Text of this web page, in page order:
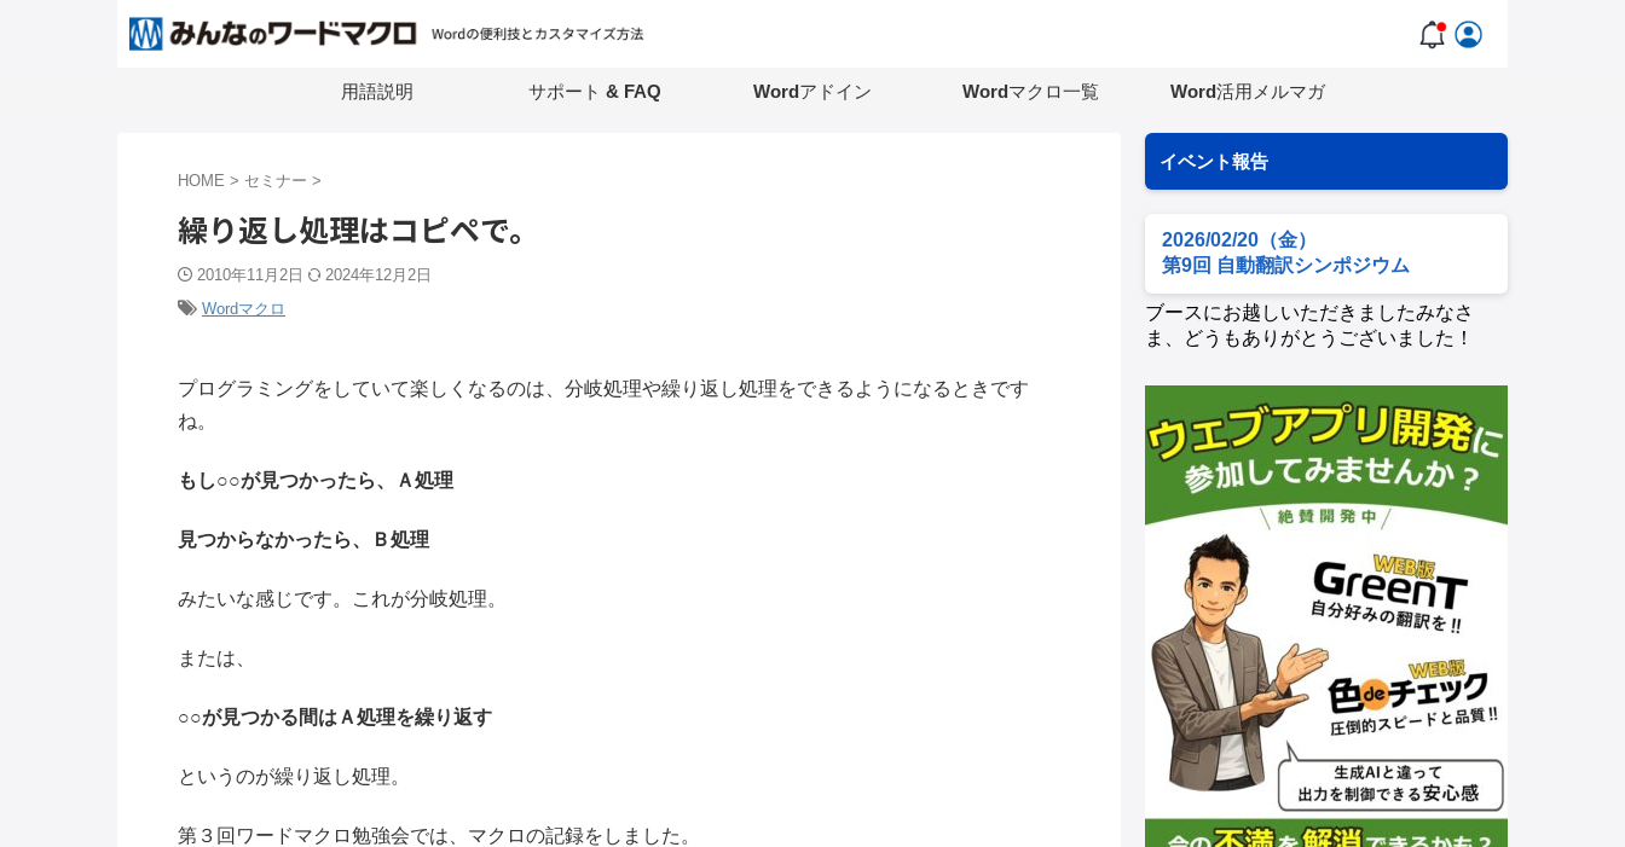
用語説明 サポート & FAQ Wordアドイン Wordマクロ一覧 Word活用メルマガ
HOME > セミナー >
繰り返し処理はコピペで。
2010年11月2日
2024年12月2日
Wordマクロ
プログラミングをしていて楽しくなるのは、分岐処理や繰り返し処理をできるようになるときです
ね。
もし○○が見つかったら、Ａ処理
見つからなかったら、Ｂ処理
みたいな感じです。これが分岐処理。
または、
○○が見つかる間はＡ処理を繰り返す
というのが繰り返し処理。
第３回ワードマクロ勉強会では、マクロの記録をしました。
イベント報告
2026/02/20（金）
第9回 自動翻訳シンポジウム
ブースにお越しいただきましたみなさ
ま、どうもありがとうございました！